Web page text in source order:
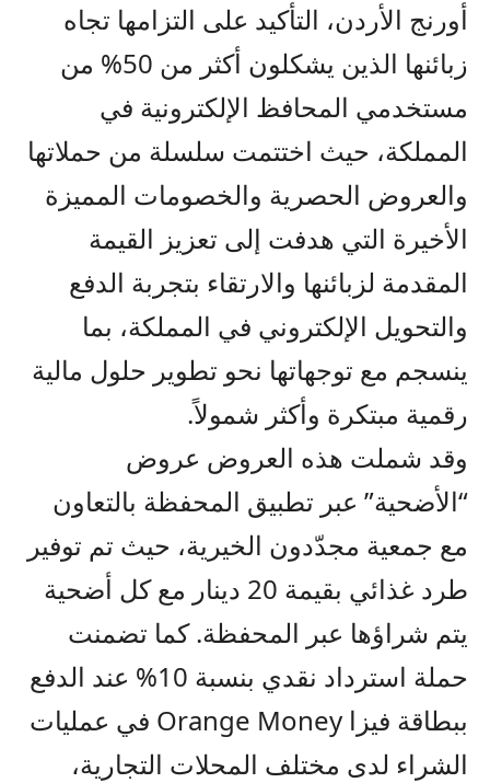
أورنج الأردن، التأكيد على التزامها تجاه
زبائنها الذين يشكلون أكثر من 50% من
مستخدمي المحافظ الإلكترونية في
المملكة، حيث اختتمت سلسلة من حملاتها
والعروض الحصرية والخصومات المميزة
الأخيرة التي هدفت إلى تعزيز القيمة
المقدمة لزبائنها والارتقاء بتجربة الدفع
والتحويل الإلكتروني في المملكة، بما
ينسجم مع توجهاتها نحو تطوير حلول مالية
رقمية مبتكرة وأكثر شمولاً.
وقد شملت هذه العروض عروض
“الأضحية” عبر تطبيق المحفظة بالتعاون
مع جمعية مجدّدون الخيرية، حيث تم توفير
طرد غذائي بقيمة 20 دينار مع كل أضحية
يتم شراؤها عبر المحفظة.كما تضمنت
حملة استرداد نقدي بنسبة 10% عند الدفع
ببطاقة فيزا Orange Money في عمليات
الشراء لدى مختلف المحلات التجارية،